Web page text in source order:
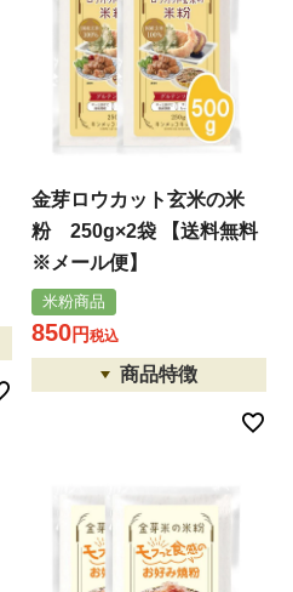
金芽ロウカット玄米の米
粉 250g×2袋 【送料無料
※メール便】
米粉商品
850 税込